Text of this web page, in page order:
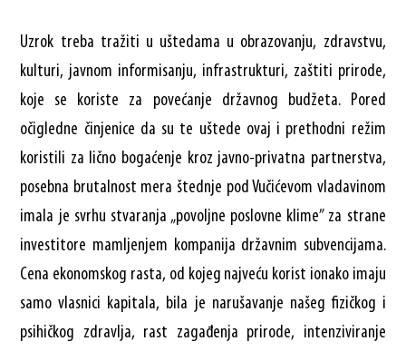
Uzrok treba tražiti u uštedama u obrazovanju, zdravstvu,
kulturi, javnom informisanju, infrastrukturi, zaštiti prirode,
koje se koriste za povećanje državnog budžeta. Pored
očigledne činjenice da su te uštede ovaj i prethodni režim
koristili za lično bogaćenje kroz javno-privatna partnerstva,
posebna brutalnost mera štednje pod Vučićevom vladavinom
imala je svrhu stvaranja „povoljne poslovne klime” za strane
investitore mamljenjem kompanija državnim subvencijama.
Cena ekonomskog rasta, od kojeg najveću korist ionako imaju
samo vlasnici kapitala, bila je narušavanje našeg fizičkog i
psihičkog zdravlja, rast zagađenja prirode, intenziviranje